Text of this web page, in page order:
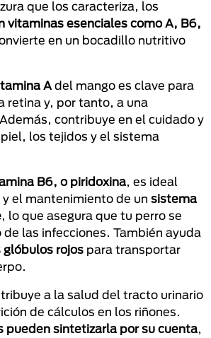
que los caracteriza, los
vitaminas esenciales como A, B6,
en un bocadillo nutritivo
A del mango es clave para
retina y, por tanto, a una
contribuye en el cuidado y
los tejidos y el sistema
B6, o piridoxina, es ideal
el mantenimiento de un sistema
, lo que asegura que tu perro se
las infecciones. También ayuda
glóbulos rojos para transportar
a la salud del tracto urinario
de cálculos en los riñones.
pueden sintetizarla por su cuenta,